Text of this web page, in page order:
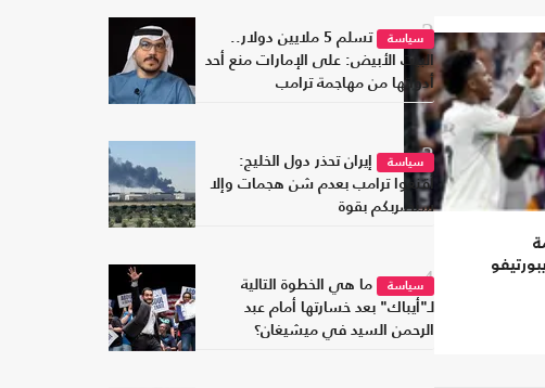
2سياسة
تسلم 5 ملايين دولار..
البيت الأبيض: على الإمارات منع أحد
أدواتها من مهاجمة ترامب
3سياسة
إيران تحذر دول الخليج:
أقنعوا ترامب بعدم شن هجمات وإلا
سنضربكم بقوة
4سياسة
ما هي الخطوة التالية
لـ"أيباك" بعد خسارتها أمام عبد
الرحمن السيد في ميشيغان؟